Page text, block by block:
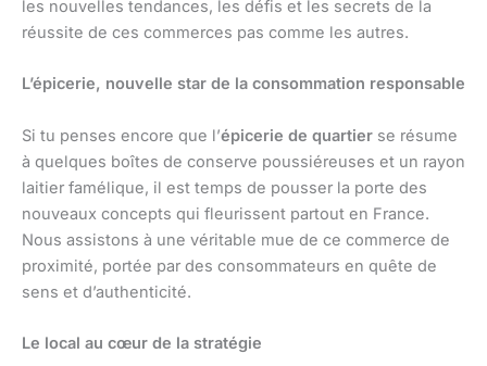
les nouvelles tendances, les défis et les secrets de la
réussite de ces commerces pas comme les autres.
L’épicerie, nouvelle star de la consommation responsable
Si tu penses encore que l’épicerie de quartier se résume
à quelques boîtes de conserve poussiéreuses et un rayon
laitier famélique, il est temps de pousser la porte des
nouveaux concepts qui fleurissent partout en France.
Nous assistons à une véritable mue de ce commerce de
proximité, portée par des consommateurs en quête de
sens et d’authenticité.
Le local au cœur de la stratégie